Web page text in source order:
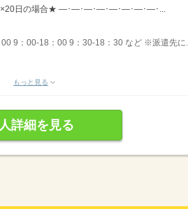
×20日の場合★ ―･―･―･―･―･―･―･―･...
9：00-18：00 9：30-18：30 など ※派遣先に...
もっと見る
詳細を見る